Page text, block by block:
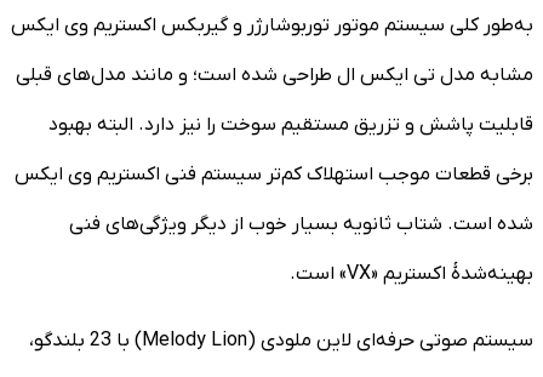
به‌طور کلی سیستم موتور توربوشارژر و گیربکس اکستریم وی ایکس
مشابه مدل تی ایکس ال طراحی شده است؛ و مانند مدل‌های قبلی
قابلیت پاشش و تزریق مستقیم سوخت را نیز دارد. البته بهبود
برخی قطعات موجب استهلاک کم‌تر سیستم فنی اکستریم وی ایکس
شده است. شتاب ثانویه بسیار خوب از دیگر ویژگی‌های فنی
بهینه‌شدۀ اکستریم «VX» است.
سیستم صوتی حرفه‌ای لاین ملودی (Melody Lion) با 23 بلندگو،